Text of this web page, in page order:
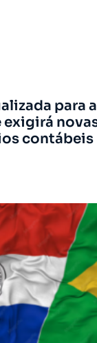
para
exigirá
contábeis